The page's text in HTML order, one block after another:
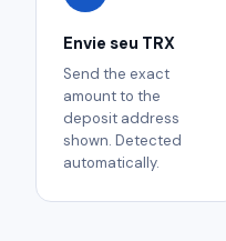
Envie seu TRX
Send the exact
amount to the
deposit address
shown. Detected
automatically.